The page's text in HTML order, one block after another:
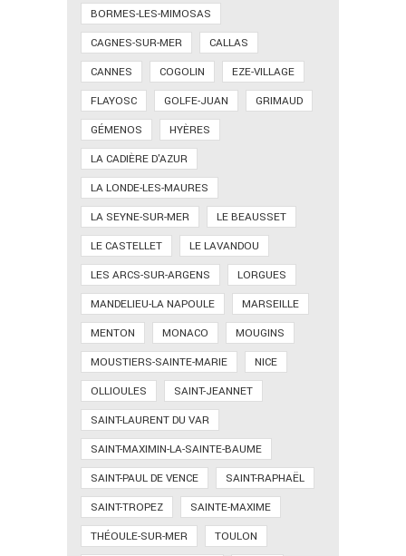
BORMES-LES-MIMOSAS
CAGNES-SUR-MER
CALLAS
CANNES
COGOLIN
EZE-VILLAGE
FLAYOSC
GOLFE-JUAN
GRIMAUD
GÉMENOS
HYÈRES
LA CADIÈRE D'AZUR
LA LONDE-LES-MAURES
LA SEYNE-SUR-MER
LE BEAUSSET
LE CASTELLET
LE LAVANDOU
LES ARCS-SUR-ARGENS
LORGUES
MANDELIEU-LA NAPOULE
MARSEILLE
MENTON
MONACO
MOUGINS
MOUSTIERS-SAINTE-MARIE
NICE
OLLIOULES
SAINT-JEANNET
SAINT-LAURENT DU VAR
SAINT-MAXIMIN-LA-SAINTE-BAUME
SAINT-PAUL DE VENCE
SAINT-RAPHAËL
SAINT-TROPEZ
SAINTE-MAXIME
THÉOULE-SUR-MER
TOULON